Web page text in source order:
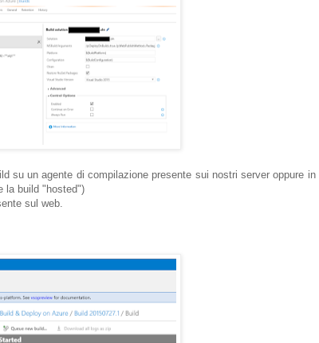
su un agente di compilazione presente sui nostri server oppure in
la build "hosted")
sul web.